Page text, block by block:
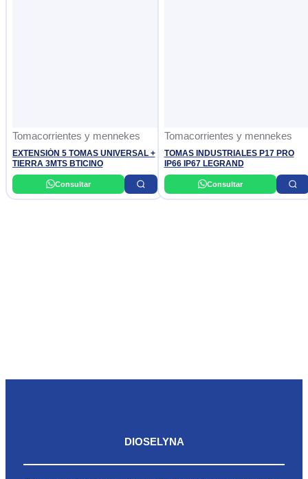
Tomacorrientes y mennekes
EXTENSIÓN 5 TOMAS UNIVERSAL +
TIERRA 3MTS BTICINO
Consultar
Tomacorrientes y mennekes
TOMAS INDUSTRIALES P17 PRO
IP66 IP67 LEGRAND
Consultar
DIOSELYNA